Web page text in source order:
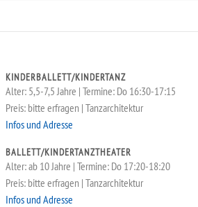
KINDERBALLETT/KINDERTANZ
Alter: 5,5-7,5 Jahre | Termine: Do 16:30-17:15
Preis: bitte erfragen | Tanzarchitektur
Infos und Adresse
BALLETT/KINDERTANZTHEATER
Alter: ab 10 Jahre | Termine: Do 17:20-18:20
Preis: bitte erfragen | Tanzarchitektur
Infos und Adresse